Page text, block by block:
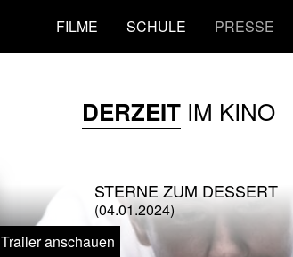
FILME SCHULE PRESSE
DERZEITIM KINO
STERNE ZUM DESSERT
(04.01.2024)
Trailer anschauen